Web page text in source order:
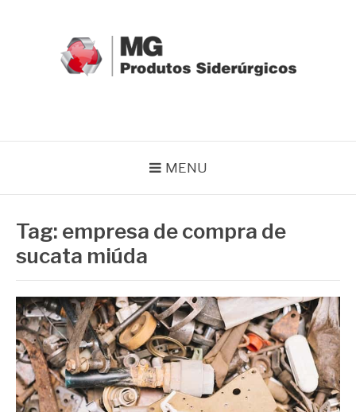
MENU
Tag: empresa de compra de
sucata miúda